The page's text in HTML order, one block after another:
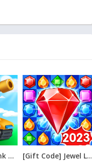
[Gift Code] Tank Raid: Epic Tank War Games mới nhất 08/2026 [Gift Code] Jewel Legend – Xếp